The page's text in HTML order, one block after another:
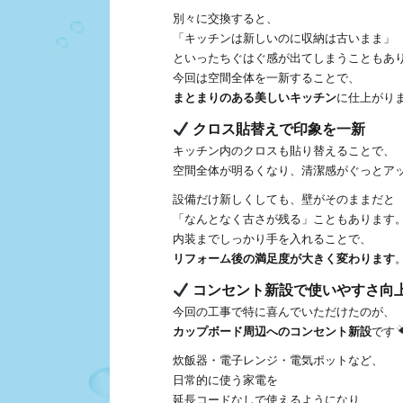
別々に交換すると、
「キッチンは新しいのに収納は古いまま」
といったちぐはぐ感が出てしまうこともあ
今回は空間全体を一新することで、
まとまりのある美しいキッチンに仕上がり
クロス貼替えで印象を一新
キッチン内のクロスも貼り替えることで、
空間全体が明るくなり、清潔感がぐっとア
設備だけ新しくしても、壁がそのままだと
「なんとなく古さが残る」こともあります。
内装までしっかり手を入れることで、
リフォーム後の満足度が大きく変わります。
コンセント新設で使いやすさ向
今回の工事で特に喜んでいただけたのが、
カップボード周辺へのコンセント新設です
炊飯器・電子レンジ・電気ポットなど、
日常的に使う家電を
延長コードなしで使えるようになり、